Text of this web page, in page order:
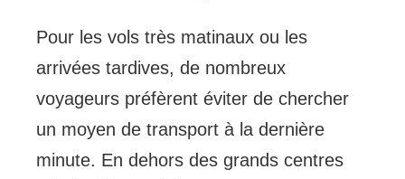
Pour les vols très matinaux ou les
arrivées tardives, de nombreux
voyageurs préfèrent éviter de chercher
un moyen de transport à la dernière
minute. En dehors des grands centres